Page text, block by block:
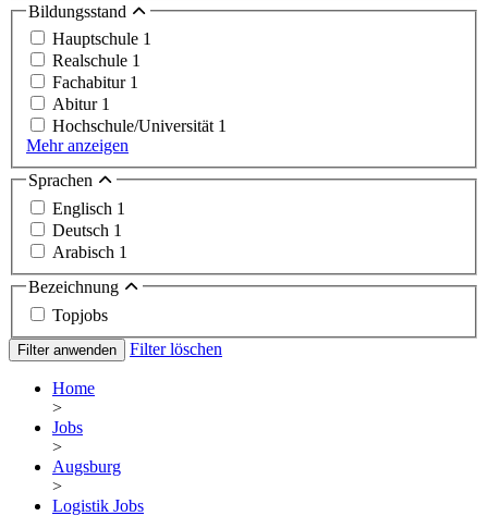
Bildungsstand
Hauptschule 1
Realschule 1
Fachabitur 1
Abitur 1
Hochschule/Universität 1
Mehr anzeigen
Sprachen
Englisch 1
Deutsch 1
Arabisch 1
Bezeichnung
Topjobs
Filter anwenden Filter löschen
Home
>
Jobs
>
Augsburg
>
Logistik Jobs